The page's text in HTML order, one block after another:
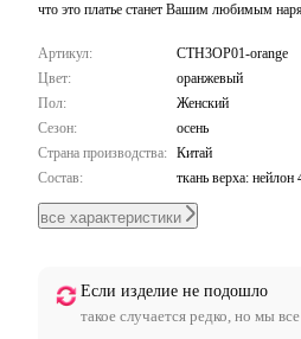
что это платье станет Вашим любимым
Артикул:
CTH3OP01-orange
Цвет:
оранжевый
Пол:
Женский
Сезон:
осень
Страна производства: Китай
Состав:
ткань верха:
все характеристики
Если изделие не подошло
такое случается редко, но мы